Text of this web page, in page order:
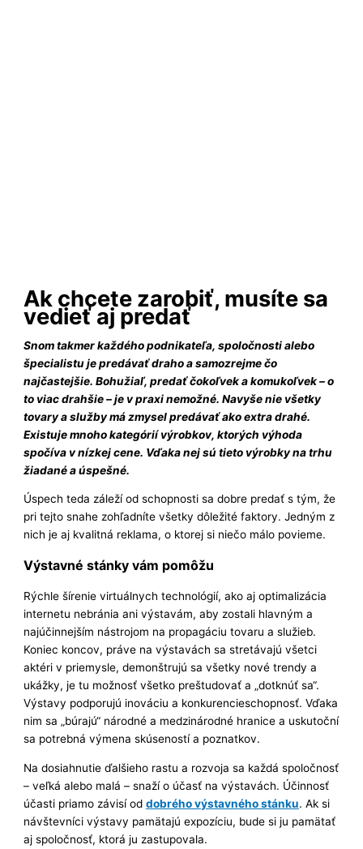
Ak chcete zarobiť, musíte sa
vedieť aj predať
Snom takmer každého podnikateľa, spoločnosti alebo
špecialistu je predávať draho a samozrejme čo
najčastejšie. Bohužiaľ, predať čokoľvek a komukoľvek – o
to viac drahšie – je v praxi nemožné. Navyše nie všetky
tovary a služby má zmysel predávať ako extra drahé.
Existuje mnoho kategórií výrobkov, ktorých výhoda
spočíva v nízkej cene. Vďaka nej sú tieto výrobky na trhu
žiadané a úspešné.
Úspech teda záleží od schopnosti sa dobre predať s tým, že
pri tejto snahe zohľadníte všetky dôležité faktory. Jedným z
nich je aj kvalitná reklama, o ktorej si niečo málo povieme.
Výstavné stánky vám pomôžu
Rýchle šírenie virtuálnych technológií, ako aj optimalizácia
internetu nebránia ani výstavám, aby zostali hlavným a
najúčinnejším nástrojom na propagáciu tovaru a služieb.
Koniec koncov, práve na výstavách sa stretávajú všetci
aktéri v priemysle, demonštrujú sa všetky nové trendy a
ukážky, je tu možnosť všetko preštudovať a „dotknúť sa“.
Výstavy podporujú inováciu a konkurencieschopnosť. Vďaka
nim sa „búrajú“ národné a medzinárodné hranice a uskutoční
sa potrebná výmena skúseností a poznatkov.
Na dosiahnutie ďalšieho rastu a rozvoja sa každá spoločnosť
– veľká alebo malá – snaží o účasť na výstavách. Účinnosť
účasti priamo závisí oddobrého výstavného stánku. Ak si
návštevníci výstavy pamätajú expozíciu, bude si ju pamätať
aj spoločnosť, ktorá ju zastupovala.